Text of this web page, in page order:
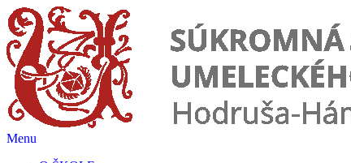
Prejsť
na
obsah
Menu